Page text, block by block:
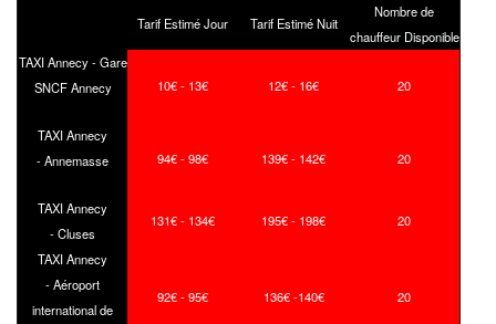
Tarif Estimé Jour Tarif Estimé Nuit
Nombre de
chauffeur Disponible
TAXI Annecy - Gare
SNCF Annecy
10€ - 13€ 12€ - 16€ 20
TAXI Annecy
- Annemasse
94€ - 98€ 139€ - 142€ 20
TAXI Annecy
- Cluses
131€ - 134€ 195€ - 198€ 20
TAXI Annecy
- Aéroport
international de
92€ - 95€ 136€ -140€ 20